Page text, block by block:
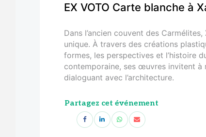
EX VOTO Carte blanche à
Dans l’ancien couvent des
unique. À travers des créations
formes, les perspectives et l’histoire
contemporaine, ses œuvres invitent à
dialoguant avec l’architecture.
Partagez cet événement